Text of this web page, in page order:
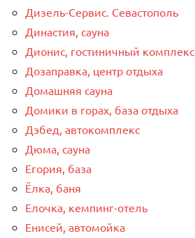
Дизель-Сервис. Севастополь
Династия, сауна
Дионис, гостиничный комплекс
Дозаправка, центр отдыха
Домашняя сауна
Домики в горах, база отдыха
Дэбед, автокомплекс
Дюма, сауна
Егория, база
Ёлка, баня
Елочка, кемпинг-отель
Енисей, автомойка